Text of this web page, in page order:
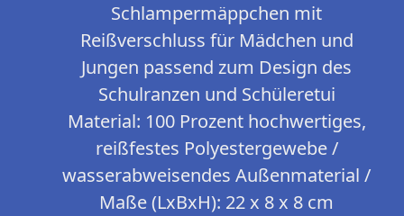
Schlampermäppchen mit
Reißverschluss für Mädchen und
Jungen passend zum Design des
Schulranzen und Schüleretui
Material: 100 Prozent hochwertiges,
reißfestes Polyestergewebe /
wasserabweisendes Außenmaterial /
Maße (LxBxH): 22 x 8 x 8 cm